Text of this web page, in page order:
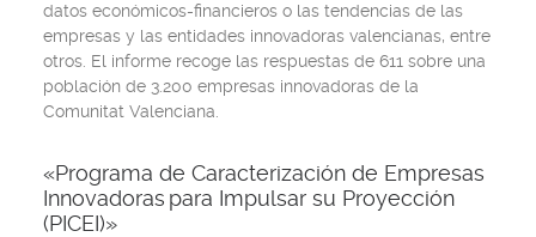
datos económicos-financieros o las tendencias de las
empresas y las entidades innovadoras valencianas, entre
otros. El informe recoge las respuestas de 611 sobre una
población de 3.200 empresas innovadoras de la
Comunitat Valenciana.
«Programa de Caracterización de Empresas
Innovadoras para Impulsar su Proyección
(PICEI)»